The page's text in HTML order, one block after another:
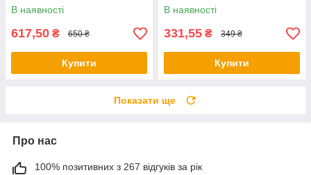
В наявності
617,50 ₴ 650 ₴
Купити
В наявності
331,55 ₴ 349 ₴
Купити
Показати ще
Про нас
100% позитивних з 267 відгуків за рік